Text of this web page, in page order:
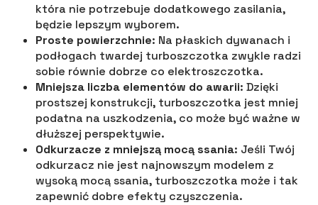
która nie potrzebuje dodatkowego zasilania,
będzie lepszym wyborem.
Proste powierzchnie: Na płaskich dywanach i
podłogach twardej turboszczotka zwykle radzi
sobie równie dobrze co elektroszczotka.
Mniejsza liczba elementów do awarii: Dzięki
prostszej konstrukcji, turboszczotka jest mniej
podatna na uszkodzenia, co może być ważne w
dłuższej perspektywie.
Odkurzacze z mniejszą mocą ssania: Jeśli Twój
odkurzacz nie jest najnowszym modelem z
wysoką mocą ssania, turboszczotka może i tak
zapewnić dobre efekty czyszczenia.